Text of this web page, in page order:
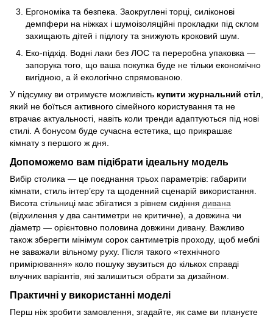
Ергономіка та безпека. Заокруглені торці, силіконові
демпфери на ніжках і шумоізоляційні прокладки під склом
захищають дітей і підлогу та знижують кроковий шум.
Еко-підхід. Водні лаки без ЛОС та переробна упаковка —
запорука того, що ваша покупка буде не тільки економічно
вигідною, а й екологічно спрямованою.
У підсумку ви отримуєте можливість купити журнальний стіл,
який не боїться активного сімейного користування та не
втрачає актуальності, навіть коли тренди адаптуються під нові
стилі. А бонусом буде сучасна естетика, що прикрашає
кімнату з першого ж дня.
Допоможемо вам підібрати ідеальну модель
Вибір столика — це поєднання трьох параметрів: габарити
кімнати, стиль інтер’єру та щоденний сценарій використання.
Висота стільниці має збігатися з рівнем сидіння дивана
(відхилення у два сантиметри не критичне), а довжина чи
діаметр — орієнтовно половина довжини дивану. Важливо
також зберегти мінімум сорок сантиметрів проходу, щоб меблі
не заважали вільному руху. Після такого «технічного
примірювання» коло пошуку звузиться до кількох справді
влучних варіантів, які залишиться обрати за дизайном.
Практичні у використанні моделі
Перш ніж зробити замовлення, згадайте, як саме ви плануєте